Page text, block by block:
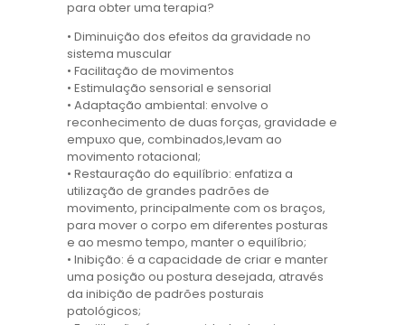
para obter uma terapia?
• Diminuição dos efeitos da gravidade no
sistema muscular
• Facilitação de movimentos
• Estimulação sensorial e sensorial
• Adaptação ambiental: envolve o
reconhecimento de duas forças, gravidade e
empuxo que, combinados,levam ao
movimento rotacional;
• Restauração do equilíbrio: enfatiza a
utilização de grandes padrões de
movimento, principalmente com os braços,
para mover o corpo em diferentes posturas
e ao mesmo tempo, manter o equilíbrio;
• Inibição: é a capacidade de criar e manter
uma posição ou postura desejada, através
da inibição de padrões posturais
patológicos;